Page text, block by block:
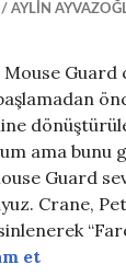
AYLIN
Guard
ama bunu
Guard
Crane,
etMouse